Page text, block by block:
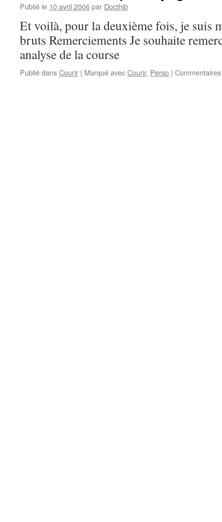
Publié le 10 avril 2006par Docthib
Et voilà, pour la deuxième fois, je suis
bruts Remerciements Je souhaite
analyse de la course
Publié dansCourir | Marqué avecCourir, Perso |